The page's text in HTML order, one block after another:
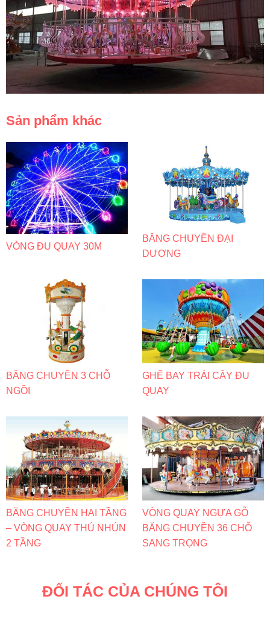
Sản phẩm khác
VÒNG ĐU QUAY 30M
BĂNG CHUYỀN ĐẠI
DƯƠNG
BĂNG CHUYỀN 3 CHỖ
NGỒI
GHẾ BAY TRÁI CÂY ĐU
QUAY
BĂNG CHUYỀN HAI TẦNG
– VÒNG QUAY THÚ NHÚN
2 TẦNG
VÒNG QUAY NGỰA GỖ
BĂNG CHUYỀN 36 CHỖ
SANG TRỌNG
ĐỐI TÁC CỦA CHÚNG TÔI